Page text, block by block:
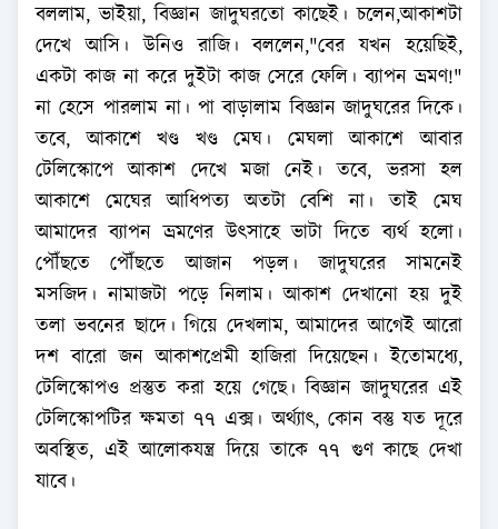
বললাম, ভাইয়া, বিজ্ঞান জাদুঘরতো কাছেই। চলেন,আকাশটা
দেখে আসি। উনিও রাজি। বললেন,"বের যখন হয়েছিই,
একটা কাজ না করে দুইটা কাজ সেরে ফেলি। ব্যাপন ভ্রমণ!"
না হেসে পারলাম না। পা বাড়ালাম বিজ্ঞান জাদুঘরের দিকে।
তবে, আকাশে খণ্ড খণ্ড মেঘ। মেঘলা আকাশে আবার
টেলিস্কোপে আকাশ দেখে মজা নেই। তবে, ভরসা হল
আকাশে মেঘের আধিপত্য অতটা বেশি না। তাই মেঘ
আমাদের ব্যাপন ভ্রমণের উৎসাহে ভাটা দিতে ব্যর্থ হলো।
পৌঁছতে পৌঁছতে আজান পড়ল। জাদুঘরের সামনেই
মসজিদ। নামাজটা পড়ে নিলাম। আকাশ দেখানো হয় দুই
তলা ভবনের ছাদে। গিয়ে দেখলাম, আমাদের আগেই আরো
দশ বারো জন আকাশপ্রেমী হাজিরা দিয়েছেন। ইতোমধ্যে,
টেলিস্কোপও প্রস্তুত করা হয়ে গেছে। বিজ্ঞান জাদুঘরের এই
টেলিস্কোপটির ক্ষমতা ৭৭ এক্স। অর্থ্যাৎ, কোন বস্তু যত দূরে
অবস্থিত, এই আলোকযন্ত্র দিয়ে তাকে ৭৭ গুণ কাছে দেখা
যাবে।